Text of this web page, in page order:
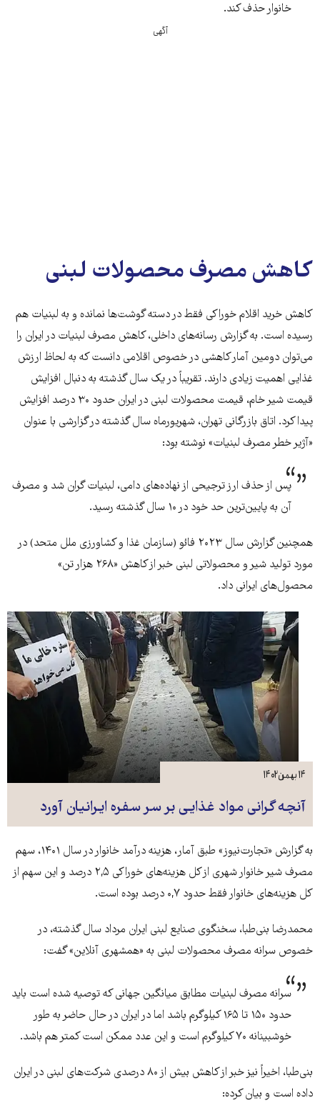
خانوار حذف کند.
آگهی
کاهش مصرف محصولات لبنی
کاهش خرید اقلام خوراکی فقط در دسته گوشت‌ها نمانده و به لبنیات هم
رسیده است. به گزارش رسانه‌های داخلی، کاهش مصرف لبنیات در ایران را
می‌توان دومین آمار کاهشی در خصوص اقلامی دانست که به لحاظ ارزش
غذایی اهمیت زیادی دارند. تقریباً در یک سال گذشته به دنبال افزایش
قیمت شیر خام، قیمت محصولات لبنی در ایران حدود ۳۰ درصد افزایش
پیدا کرد. اتاق بازرگانی تهران، شهریورماه سال گذشته در گزارشی با عنوان
«آژیر خطر مصرف لبنیات» نوشته بود:
پس از حذف ارز ترجیحی از نهاده‌های دامی، ‌‌لبنیات گران شد و مصرف
آن به پایین‌ترین حد خود در ۱۰ سال گذشته رسید.
همچنین گزارش سال ۲۰۲۳ فائو (سازمان غذا و کشاورزی ملل متحد) در
مورد تولید شیر و محصولاتی لبنی خبر از کاهش «۲۶۸ هزار تن»
محصول‌های ایرانی داد.
آنچه گرانی مواد غذایی بر سر سفره ایرانیان آورد
۱۴ بهمن ۱۴۰۲
به گزارش «تجارت‌نیوز» طبق آمار، هزینه درآمد خانوار در سال ۱۴۰۱، سهم
مصرف شیر خانوار شهری از کل هزینه‌های خوراکی ۲,۵ درصد و این سهم از
کل هزینه‌های خانوار فقط حدود ۰,۷ درصد بوده است.
محمدرضا بنی‌طبا، سخنگوی صنایع لبنی ایران مرداد سال گذشته، در
خصوص سرانه مصرف محصولات لبنی به «همشهری آنلاین» گفت:
سرانه مصرف لبنیات مطابق میانگین جهانی که توصیه شده است باید
حدود ۱۵۰ تا ۱۶۵ کیلوگرم باشد اما در ایران در حال حاضر به طور
خوشبینانه ۷۰ کیلوگرم است و این عدد ممکن است کمتر هم باشد.
بنی‌طبا، اخیراً نیز خبر از کاهش بیش از ۸۰ درصدی شرکت‌های لبنی در ایران
داده است و بیان کرده: